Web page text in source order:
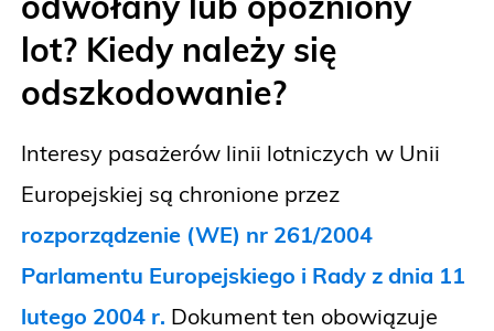
lot? Kiedy należy się
odszkodowanie?
Interesy pasażerów linii lotniczych w Unii
Europejskiej są chronione przez
rozporządzenie (WE) nr 261/2004
Parlamentu Europejskiego i Rady z dnia 11
lutego 2004 r. Dokument ten obowiązuje